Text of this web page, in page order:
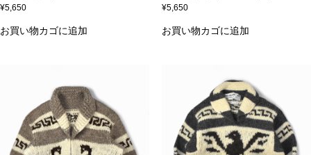
¥5,650
お買い物カゴに追加
¥5,650
お買い物カゴに追加